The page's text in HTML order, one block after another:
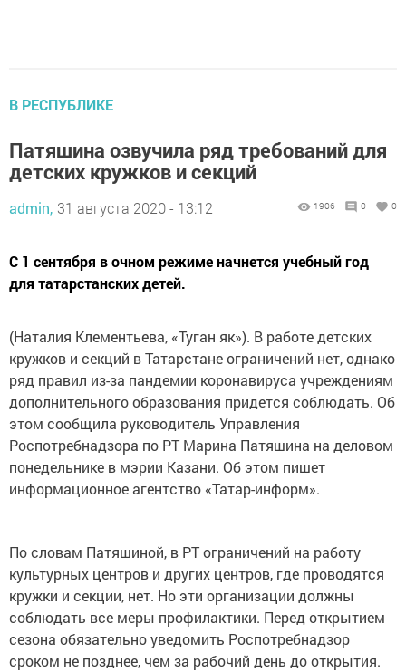
В РЕСПУБЛИКЕ
Патяшина озвучила ряд требований для
детских кружков и секций
admin, 31 августа 2020 - 13:12 1906 0 0
С 1 сентября в очном режиме начнется учебный год
для татарстанских детей.
(Наталия Клементьева, «Туган як»). В работе детских
кружков и секций в Татарстане ограничений нет, однако
ряд правил из-за пандемии коронавируса учреждениям
дополнительного образования придется соблюдать. Об
этом сообщила руководитель Управления
Роспотребнадзора по РТ Марина Патяшина на деловом
понедельнике в мэрии Казани. Об этом пишет
информационное агентство «Татар-информ».
По словам Патяшиной, в РТ ограничений на работу
культурных центров и других центров, где проводятся
кружки и секции, нет. Но эти организации должны
соблюдать все меры профилактики. Перед открытием
сезона обязательно уведомить Роспотребнадзор
сроком не позднее, чем за рабочий день до открытия.